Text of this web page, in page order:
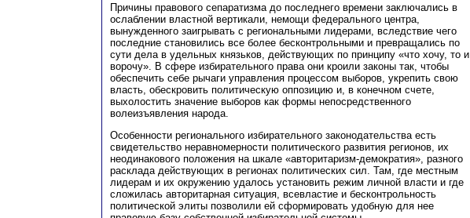
Причины правового сепаратизма до последнего времени заключались в
ослаблении властной вертикали, немощи федерального центра,
вынужденного заигрывать с региональными лидерами, вследствие чего
последние становились все более бесконтрольными и превращались по
сути дела в удельных князьков, действующих по принципу «что хочу, то и
ворочу». В сфере избирательного права они кроили законы так, чтобы
обеспечить себе рычаги управления процессом выборов, укрепить свою
власть, обескровить политическую оппозицию и, в конечном счете,
выхолостить значение выборов как формы непосредственного
волеизъявления народа.
Особенности регионального избирательного законодательства есть
свидетельство неравномерности политического развития регионов, их
неодинакового положения на шкале «авторитаризм-демократия», разного
расклада действующих в регионах политических сил. Там, где местным
лидерам и их окружению удалось установить режим личной власти и где
сложилась авторитарная ситуация, всевластие и бесконтрольность
политической элиты позволили ей сформировать удобную для нее